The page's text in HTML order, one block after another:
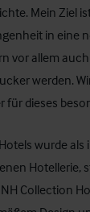
Mein Ziel
in eine
vor allem
werden.
für dieses
wurde
Hotellerie,
Collection